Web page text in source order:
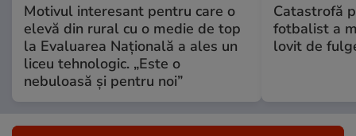
Motivul interesant pentru care o
elevă din rural cu o medie de top
la Evaluarea Națională a ales un
liceu tehnologic. „Este o
nebuloasă și pentru noi”
Catastrofă
fotbalist a
lovit de